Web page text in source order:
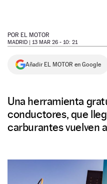
NEWSLETTER
SÍGUENOS
POR EL MOTOR
MADRID | 13 MAR 26 - 10: 21
Añadir EL MOTOR en Google
Una herramienta
conductores, que
carburantes vuelven